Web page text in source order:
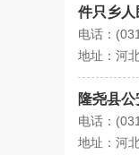
件只乡人
电话：
地址：河
隆尧县
电话：
地址：河